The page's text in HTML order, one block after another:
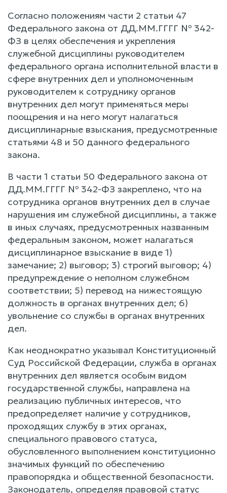
Согласно положениям части 2 статьи 47
Федерального закона от ДД.ММ.ГГГГ № 342-
ФЗ в целях обеспечения и укрепления
служебной дисциплины руководителем
федерального органа исполнительной власти в
сфере внутренних дел и уполномоченным
руководителем к сотруднику органов
внутренних дел могут применяться меры
поощрения и на него могут налагаться
дисциплинарные взыскания, предусмотренные
статьями 48 и 50 данного федерального
закона.
В части 1 статьи 50 Федерального закона от
ДД.ММ.ГГГГ № 342-ФЗ закреплено, что на
сотрудника органов внутренних дел в случае
нарушения им служебной дисциплины, а также
в иных случаях, предусмотренных названным
федеральным законом, может налагаться
дисциплинарное взыскание в виде 1)
замечание; 2) выговор; 3) строгий выговор; 4)
предупреждение о неполном служебном
соответствии; 5) перевод на нижестоящую
должность в органах внутренних дел; 6)
увольнение со службы в органах внутренних
дел.
Как неоднократно указывал Конституционный
Суд Российской Федерации, служба в органах
внутренних дел является особым видом
государственной службы, направлена на
реализацию публичных интересов, что
предопределяет наличие у сотрудников,
проходящих службу в этих органах,
специального правового статуса,
обусловленного выполнением конституционно
значимых функций по обеспечению
правопорядка и общественной безопасности.
Законодатель, определяя правовой статус